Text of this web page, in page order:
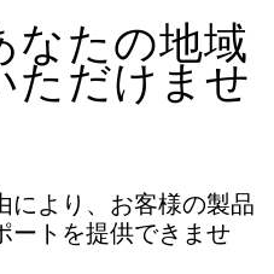
なたの地域
ただけませ
により、お客様の製品
ートを提供できませ